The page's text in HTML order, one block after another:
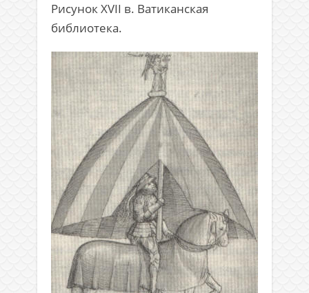
Рисунок XVII в. Ватиканская
библиотека.